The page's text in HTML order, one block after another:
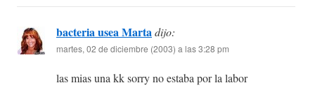
bacteria usea Martadijo:
martes, 02 de diciembre (2003) a las 3:28 pm
las mias una kk sorry no estaba por la labor